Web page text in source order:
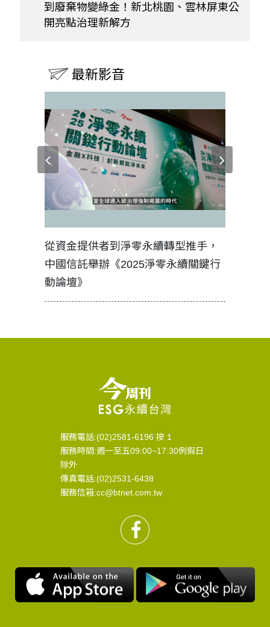
到廢棄物變綠金！新北桃園、雲林屏東公
開亮點治理新解方
最新影音
從資金提供者到淨零永續轉型推手，
中國信託舉辦《2025淨零永續關鍵行
動論壇》
服務電話:(02)2581-6196 按 1
服務時間:週一至五09:00~17:30例假日
除外
傳真電話:(02)2531-6438
服務信箱:cc@btnet.com.tw